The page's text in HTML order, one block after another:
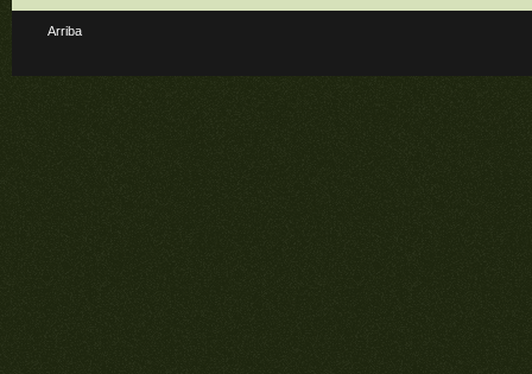
Arriba